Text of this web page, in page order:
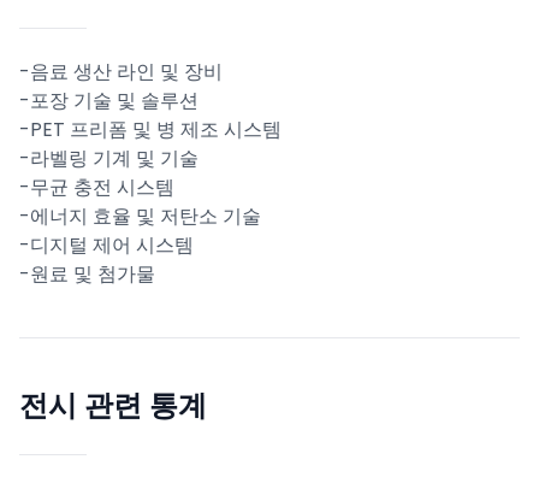
-음료 생산 라인 및 장비
-포장 기술 및 솔루션
-PET 프리폼 및 병 제조 시스템
-라벨링 기계 및 기술
-무균 충전 시스템
-에너지 효율 및 저탄소 기술
-디지털 제어 시스템
-원료 및 첨가물
전시 관련 통계